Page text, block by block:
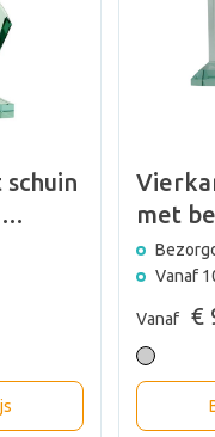
Prijs
met
Vanaf
Vanaf €